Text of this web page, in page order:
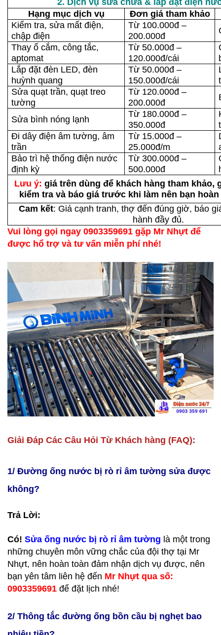
Hạng mục dịch vụ
Đơn giá tham khảo
Kiểm tra, sửa mất điện,
chập điện
Từ 100.000đ –
200.000đ
Thay ổ cắm, công tắc,
aptomat
Từ 50.000đ –
120.000đ/cái
Lắp đặt đèn LED, đèn
huỳnh quang
Từ 50.000đ –
150.000đ/cái
Sửa quạt trần, quạt treo
tường
Từ 120.000đ –
200.000đ
Sửa bình nóng lạnh
Từ 180.000đ –
350.000đ
Đi dây điện âm tường, âm
trần
Từ 15.000đ –
25.000đ/m
Bảo trì hệ thống điện nước
định kỳ
Từ 300.000đ –
500.000đ
Lưu ý: giá trên dùng để khách hàng tham khảo,
kiểm tra và báo giá trước khi làm nên bạn
Cam kết: Giá cạnh tranh, thợ đến đúng giờ, báo
hành đầy đủ.
Vui lòng gọi ngay 0903359691 gặp Mr Nhựt để
được hổ trợ và tư vấn miễn phí nhé!
Giải Đáp Các Câu Hỏi Từ Khách hàng (FAQ):
1/ Đường ống nước bị rò rỉ âm tường sửa được
không?
Trả Lời:
Có! Sửa ống nước bị rò rỉ âm tường là một trong
những chuyên môn vững chắc của đội thợ tại Mr
Nhựt, nên hoàn toàn đảm nhận dịch vụ được, nên
bạn yên tâm liên hệ đến Mr Nhựt qua số:
0903359691 để đặt lịch nhé!
2/ Thông tắc đường ống bồn cầu bị nghẹt bao